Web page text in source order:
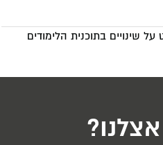
שינויים בתוכנית הלימודים